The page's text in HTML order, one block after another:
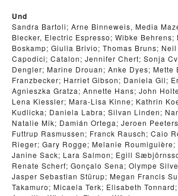
Und
Sandra Bartoli; Arne Binneweis, Media
Blecker, Electric Espresso; Wibke Behrens;
Boskamp; Giulia Brivio; Thomas Bruns;
Capodici; Catalon; Jennifer Chert; Sonja
Dengler; Marine Drouan; Anke Dyes; Mette
Franzbecker; Harriet Gibson; Daniela Gil;
Agnieszka Gratza; Annette Hans; John
Lena Kiessler; Mara-Lisa Kinne; Kathrin
Kudlicka; Daniela Labra; Silvan Linden;
Natalie Mik; Damián Ortega; Jeroen
Futtrup Rasmussen; Franck Rausch; Caio
Rieger; Gary Rogge; Melanie
Janine Sack; Lara Salmon; Egill
Renate Scherf; Gonçalo Sena; Olympe
Jasper Sebastian Stürup; Megan Francis
Takamuro; Micaela Terk; Elisabeth